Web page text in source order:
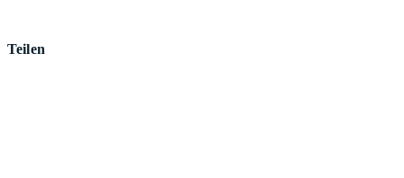
Teilen